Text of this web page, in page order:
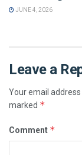
JUNE 4, 2026
Leave a
Your email address
marked *
Comment *